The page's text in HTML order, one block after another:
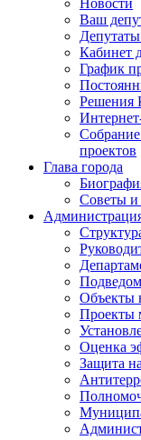
Новости
Ваш
Кабинет
График
Решения
проектов
Глава города
Советы и
Объекты
Проекты
Оценка
Защита